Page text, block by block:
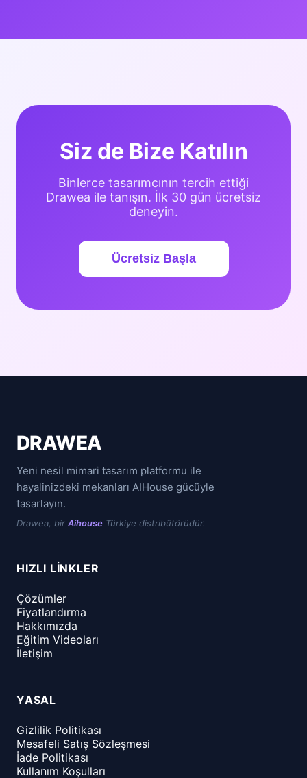
Siz de Bize Katılın
Binlerce tasarımcının tercih ettiği
Drawea ile tanışın. İlk 30 gün ücretsiz
deneyin.
Ücretsiz Başla
DRAWEA
Yeni nesil mimari tasarım platformu ile
hayalinizdeki mekanları AIHouse gücüyle
tasarlayın.
Drawea, bir Aihouse Türkiye distribütörüdür.
HIZLI LINKLER
Çözümler
Fiyatlandırma
Hakkımızda
Eğitim Videoları
İletişim
YASAL
Gizlilik Politikası
Mesafeli Satış Sözleşmesi
İade Politikası
Kullanım Koşulları